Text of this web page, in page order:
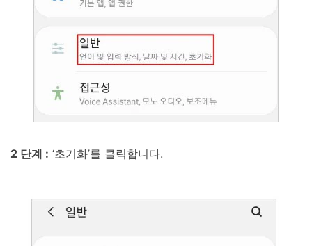
2 단계 : ‘초기화’를 클릭합니다.